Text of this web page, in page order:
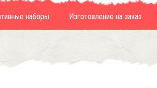
наборы Изготовление на заказ